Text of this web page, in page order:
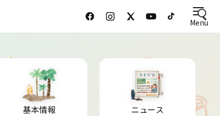
Menu
基本情報 ニュース